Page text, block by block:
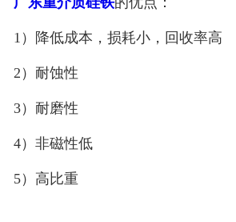
1） 降低成本，损耗小，回收率高
2）耐蚀性
3）耐磨性
4）非磁性低
5）高比重